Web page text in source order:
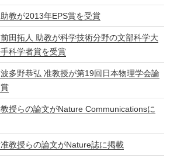
教が2013年EPS賞を受賞
前田拓人 助教が科学技術分野の文部科学大
科学者賞を受賞
波多野恭弘 准教授が第19回日本物理学会論
授らの論文がNature Communicationsに
教授らの論文がNature誌に掲載